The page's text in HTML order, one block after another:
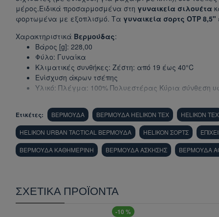
μέρος.Ειδικά προσαρμοσμένα στη γυναικεία σιλουέτα
φορτωμένα με εξοπλισμό. Τα γυναικεία σορτς OTP 8,5"
Χαρακτηριστικά Βερμούδας:
Βάρος [g]: 228,00
Φύλο: Γυναίκα
Κλιματικές συνθήκες: Ζέστη: από 19 έως 40°C
Ενίσχυση άκρων τσέπης
Υλικό: Πλέγμα: 100% Πολυεστέρας Κύρια σύνθεση
Ετικέτες: ΒΕΡΜΟΥΔΑ ΒΕΡΜΟΥΔΑ HELIKON TEX HELIKON TEX
HELIKON URBAN TACTICAL ΒΕΡΜΟΥΔΑ HELIKON ΣΟΡΤΣ
ΒΕΡΜΟΥΔΑ ΚΑΘΗΜΕΡΙΝΗ ΒΕΡΜΟΥΔΑ ΑΣΚΗΣΗΣ ΒΕΡΜΟΥΔΑ
ΣΧΕΤΙΚΆ ΠΡΟΪΌΝΤΑ
-10 %